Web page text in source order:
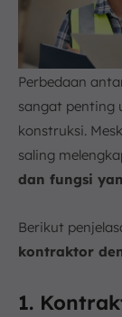
Perbedaan
sangat penting
konstruksi.
saling
dan fungsi
Berikut
kontraktor
1.